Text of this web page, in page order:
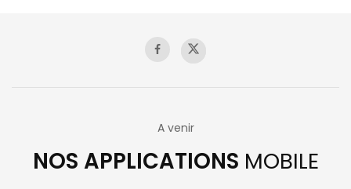
A venir
NOS APPLICATIONS MOBILE